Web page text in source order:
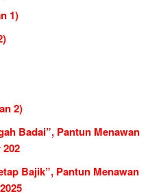
1)
2)
Badai”, Pantun Menawan
Bajik”, Pantun Menawan